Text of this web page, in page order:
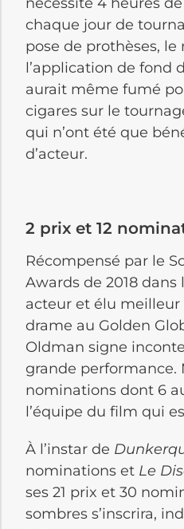
chaque jour de
pose de prothèses,
l’application de fond
aurait même fumé
cigares sur le
qui n’ont été que
d’acteur.
2 prix et 12
Récompensé par le
Awards de 2018
acteur et élu
drame au Golden
Oldman signe
grande performance.
nominations dont 6
l’équipe du film qui
À l’instar de
nominations et Le
ses 21 prix et 30
sombres s’inscrira,